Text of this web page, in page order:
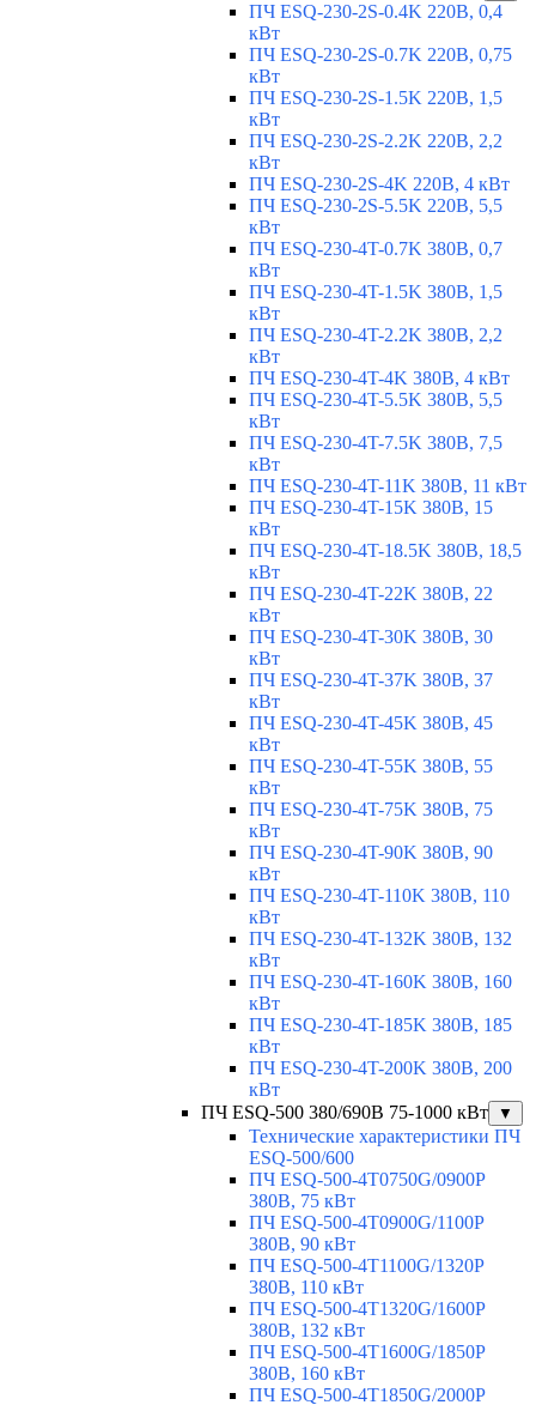
ПЧ ESQ-230-2S-0.4K 220В, 0,4
кВт
ПЧ ESQ-230-2S-0.7K 220В, 0,75
кВт
ПЧ ESQ-230-2S-1.5K 220В, 1,5
кВт
ПЧ ESQ-230-2S-2.2K 220В, 2,2
кВт
ПЧ ESQ-230-2S-4K 220В, 4 кВт
ПЧ ESQ-230-2S-5.5K 220В, 5,5
кВт
ПЧ ESQ-230-4T-0.7K 380В, 0,7
кВт
ПЧ ESQ-230-4T-1.5K 380В, 1,5
кВт
ПЧ ESQ-230-4T-2.2K 380В, 2,2
кВт
ПЧ ESQ-230-4T-4K 380В, 4 кВт
ПЧ ESQ-230-4T-5.5K 380В, 5,5
кВт
ПЧ ESQ-230-4T-7.5K 380В, 7,5
кВт
ПЧ ESQ-230-4T-11K 380В, 11 кВт
ПЧ ESQ-230-4T-15K 380В, 15
кВт
ПЧ ESQ-230-4T-18.5K 380В, 18,5
кВт
ПЧ ESQ-230-4T-22K 380В, 22
кВт
ПЧ ESQ-230-4T-30K 380В, 30
кВт
ПЧ ESQ-230-4T-37K 380В, 37
кВт
ПЧ ESQ-230-4T-45K 380В, 45
кВт
ПЧ ESQ-230-4T-55K 380В, 55
кВт
ПЧ ESQ-230-4T-75K 380В, 75
кВт
ПЧ ESQ-230-4T-90K 380В, 90
кВт
ПЧ ESQ-230-4T-110K 380В, 110
кВт
ПЧ ESQ-230-4T-132K 380В, 132
кВт
ПЧ ESQ-230-4T-160K 380В, 160
кВт
ПЧ ESQ-230-4T-185K 380В, 185
кВт
ПЧ ESQ-230-4T-200K 380В, 200
кВт
ПЧ ESQ-500 380/690В 75-1000 кВт
▼
Технические характеристики ПЧ
ESQ-500/600
ПЧ ESQ-500-4T0750G/0900P
380В, 75 кВт
ПЧ ESQ-500-4T0900G/1100P
380В, 90 кВт
ПЧ ESQ-500-4T1100G/1320P
380В, 110 кВт
ПЧ ESQ-500-4T1320G/1600P
380В, 132 кВт
ПЧ ESQ-500-4T1600G/1850P
380В, 160 кВт
ПЧ ESQ-500-4T1850G/2000P